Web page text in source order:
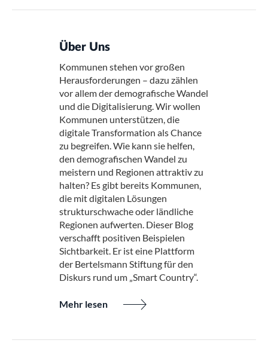
Über Uns
Kommunen stehen vor großen
Herausforderungen – dazu zählen
vor allem der demografische Wandel
und die Digitalisierung. Wir wollen
Kommunen unterstützen, die
digitale Transformation als Chance
zu begreifen. Wie kann sie helfen,
den demografischen Wandel zu
meistern und Regionen attraktiv zu
halten? Es gibt bereits Kommunen,
die mit digitalen Lösungen
strukturschwache oder ländliche
Regionen aufwerten. Dieser Blog
verschafft positiven Beispielen
Sichtbarkeit. Er ist eine Plattform
der Bertelsmann Stiftung für den
Diskurs rund um „Smart Country“.
Mehr lesen